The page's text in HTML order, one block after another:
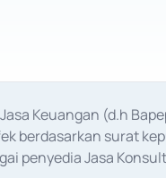
Keuangan (d.h
berdasarkan surat
penyedia Jasa